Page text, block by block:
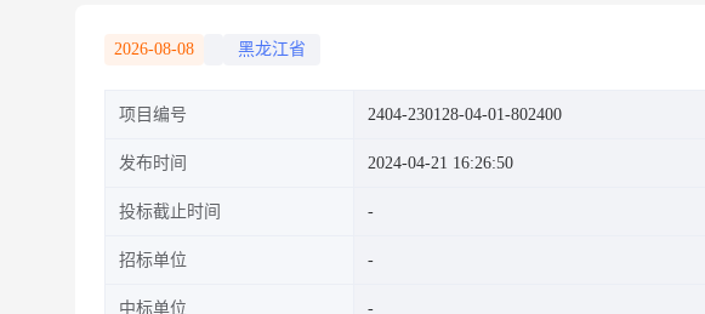
2026-08-08 黑龙江省
项目编号 2404-230128-04-01-802400
发布时间 2024-04-21 16:26:50
投标截止时间
招标单位
中标单位